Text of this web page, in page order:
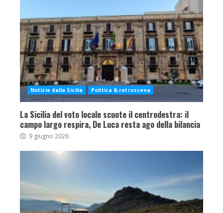
Notizie dalla Sicilia Politica & retroscena
La Sicilia del voto locale scuote il centrodestra: il
campo largo respira, De Luca resta ago della bilancia
9 giugno 2026